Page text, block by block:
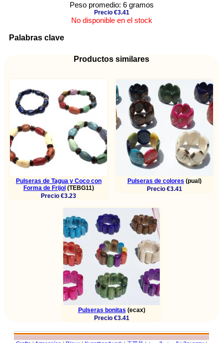
Peso promedio: 6 gramos
Precio €3.41
No disponible en el stock
Palabras clave
Productos similares
Pulseras de Tagua y Coco con
Forma de Frijol (TEBG11)
Precio €3.23
Pulseras de colores (pual)
Precio €3.41
Pulseras bonitas (ecax)
Precio €3.41